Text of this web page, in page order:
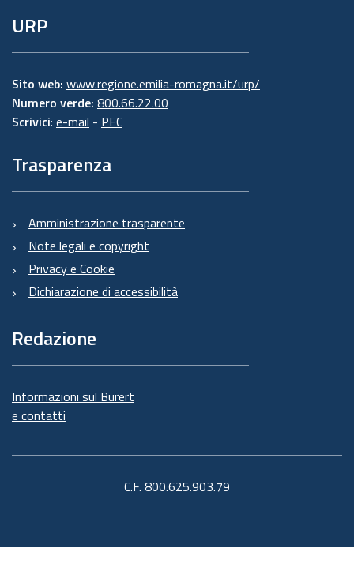
URP
Sito web: www.regione.emilia-romagna.it/urp/
Numero verde: 800.66.22.00
Scrivici: e-mail - PEC
Trasparenza
Amministrazione trasparente
Note legali e copyright
Privacy e Cookie
Dichiarazione di accessibilità
Redazione
Informazioni sul Burert
e contatti
C.F. 800.625.903.79